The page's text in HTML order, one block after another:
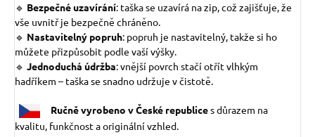
🔹 Bezpečné uzavírání: taška se uzavírá na zip, což zajišťuje, že
vše uvnitř je bezpečně chráněno.
🔹 Nastavitelný popruh: popruh je nastavitelný, takže si ho
můžete přizpůsobit podle vaší výšky.
🔹 Jednoduchá údržba: vnější povrch stačí otřít vlhkým
hadříkem – taška se snadno udržuje v čistotě.
Ručně vyrobeno v České republices důrazem na
kvalitu, funkčnost a originální vzhled.